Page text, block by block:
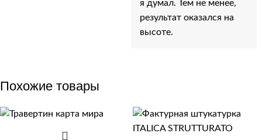
я думал. Тем не менее,
результат оказался на
высоте.
Похожие товары